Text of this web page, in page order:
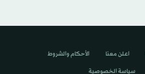
اعلن معنا الأحكام والشروط
سياسة الخصوصية